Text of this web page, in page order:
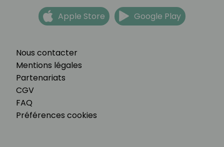
Nous contacter
Mentions légales
Partenariats
CGV
FAQ
Préférences cookies
Apple Store Google Play